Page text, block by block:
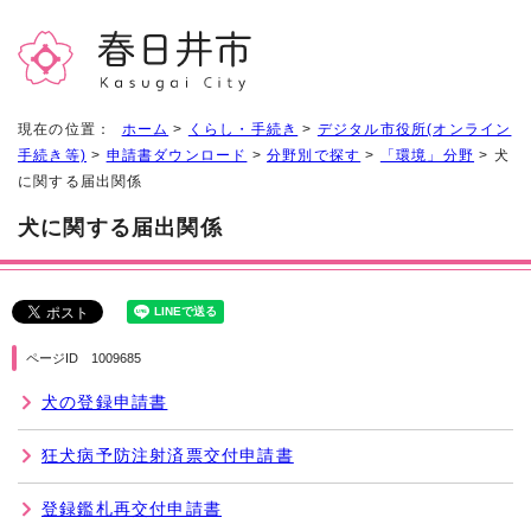
現在の位置： ホーム > くらし・手続き > デジタル市役所(オンライン
手続き等) > 申請書ダウンロード >分野別で探す > 「環境」分野 > 犬
に関する届出関係
犬に関する届出関係
ページID 1009685
犬の登録申請書
狂犬病予防注射済票交付申請書
登録鑑札再交付申請書